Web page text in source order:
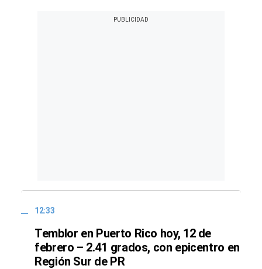
12:33
Temblor en Puerto Rico hoy, 12 de
febrero – 2.41 grados, con epicentro en
Región Sur de PR